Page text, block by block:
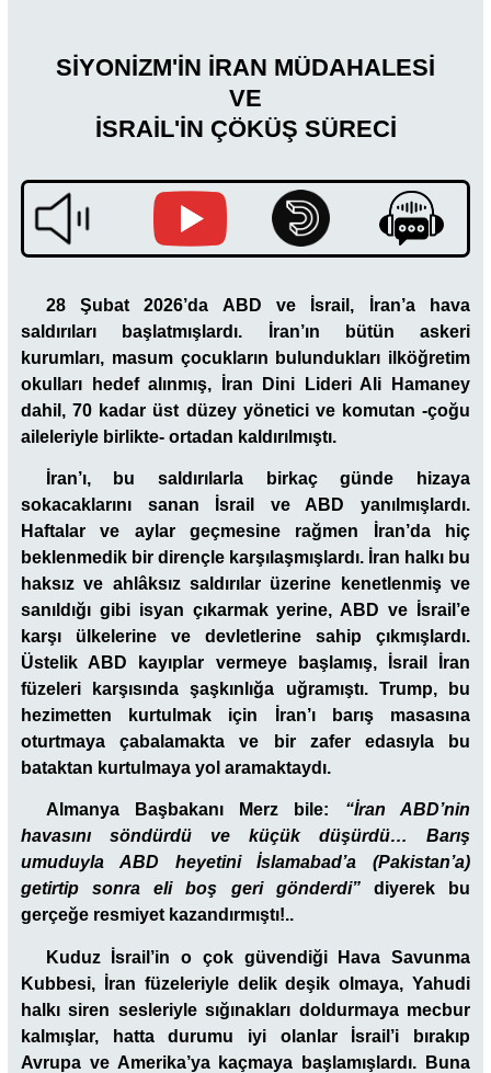
SİYONİZM'İN İRAN MÜDAHALESİ
VE
İSRAİL'İN ÇÖKÜŞ SÜRECİ
28 Şubat 2026’da ABD ve İsrail, İran’a hava
saldırıları başlatmışlardı. İran’ın bütün askeri
kurumları, masum çocukların bulundukları ilköğretim
okulları hedef alınmış, İran Dini Lideri Ali Hamaney
dahil, 70 kadar üst düzey yönetici ve komutan -çoğu
aileleriyle birlikte- ortadan kaldırılmıştı.
İran’ı, bu saldırılarla birkaç günde hizaya
sokacaklarını sanan İsrail ve ABD yanılmışlardı.
Haftalar ve aylar geçmesine rağmen İran’da hiç
beklenmedik bir dirençle karşılaşmışlardı. İran halkı bu
haksız ve ahlâksız saldırılar üzerine kenetlenmiş ve
sanıldığı gibi isyan çıkarmak yerine, ABD ve İsrail’e
karşı ülkelerine ve devletlerine sahip çıkmışlardı.
Üstelik ABD kayıplar vermeye başlamış, İsrail İran
füzeleri karşısında şaşkınlığa uğramıştı. Trump, bu
hezimetten kurtulmak için İran’ı barış masasına
oturtmaya çabalamakta ve bir zafer edasıyla bu
bataktan kurtulmaya yol aramaktaydı.
Almanya Başbakanı Merz bile: “İran ABD’nin
havasını söndürdü ve küçük düşürdü… Barış
umuduyla ABD heyetini İslamabad’a (Pakistan’a)
getirtip sonra eli boş geri gönderdi” diyerek bu
gerçeğe resmiyet kazandırmıştı!..
Kuduz İsrail’in o çok güvendiği Hava Savunma
Kubbesi, İran füzeleriyle delik deşik olmaya, Yahudi
halkı siren sesleriyle sığınakları doldurmaya mecbur
kalmışlar, hatta durumu iyi olanlar İsrail’i bırakıp
Avrupa ve Amerika’ya kaçmaya başlamışlardı. Buna